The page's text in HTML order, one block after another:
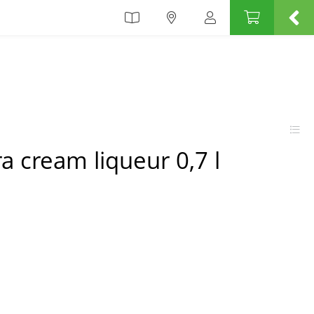
cream liqueur 0,7 l